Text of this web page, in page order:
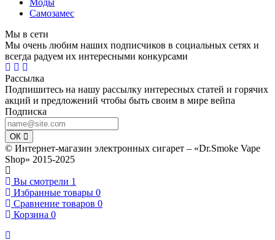
Моды
Самозамес
Мы в сети
Мы очень любим наших подписчиков в социальных сетях и
всегда радуем их интересными конкурсами
Рассылка
Подпишитесь на нашу рассылку интересных статей и горячих
акций и предложений чтобы быть своим в мире вейпа
Подписка
ОК
© Интернет-магазин электронных сигарет – «Dr.Smoke Vape
Shop» 2015-2025
Вы смотрели 1
Избранные товары 0
Сравнение товаров 0
Корзина 0